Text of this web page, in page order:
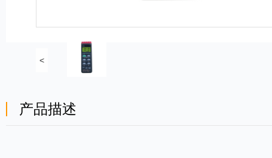
<
产品描述